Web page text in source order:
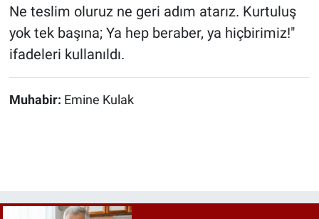
Ne teslim oluruz ne geri adım atarız. Kurtuluş
yok tek başına; Ya hep beraber, ya hiçbirimiz!"
ifadeleri kullanıldı.
Muhabir: Emine Kulak